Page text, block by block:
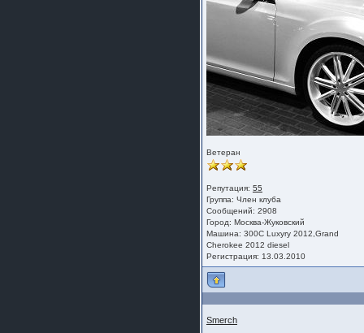
Ветеран
Репутация: 55
Группа: Член клуба
Сообщений: 2908
Город: Москва-Жуковский
Машина: 300C Luxyry 2012,Grand
Cherokee 2012 diesel
Регистрация: 13.03.2010
Smerch